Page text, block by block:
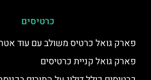
כרטיסים
פארק גואל כרטיס משולב עם עוד
פארק גואל קניית כרטיסים